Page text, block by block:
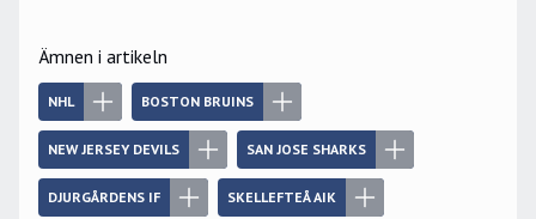
Ämnen i artikeln
NHL BOSTON BRUINS
NEW JERSEY DEVILS SAN JOSE SHARKS
DJURGÅRDENS IF SKELLEFTEÅ AIK